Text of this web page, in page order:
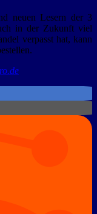
neuen Lesern der 3
in der Zukunft viel
verpasst hat, kann